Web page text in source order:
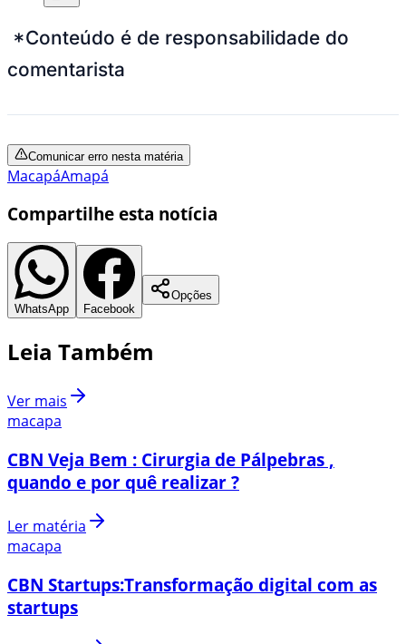
*Conteúdo é de responsabilidade do
comentarista
Comunicar erro nesta matéria
MacapáAmapá
Compartilhe esta notícia
WhatsApp Facebook
Opções
Leia Também
Ver mais
macapa
CBN Veja Bem : Cirurgia de Pálpebras ,
quando e por quê realizar ?
Ler matéria
macapa
CBN Startups:Transformação digital com as
startups